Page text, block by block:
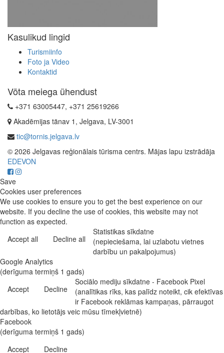
Kasulikud lingid
Turismiinfo
Foto ja Video
Kontaktid
Võta meiega ühendust
+371 63005447, +371 25619266
Akadēmijas tänav 1, Jelgava, LV-3001
tic@tornis.jelgava.lv
© 2026 Jelgavas reģionālais tūrisma centrs. Mājas lapu izstrādāja
EDEVON
Save
Cookies user preferences
We use cookies to ensure you to get the best experience on our
website. If you decline the use of cookies, this website may not
function as expected.
Accept all
Decline all
Statistikas sīkdatne
(nepieciešama, lai uzlabotu vietnes
darbību un pakalpojumus)
Google Analytics
(derīguma termiņš 1 gads)
Accept
Decline
Sociālo mediju sīkdatne - Facebook Pixel
(analītikas rīks, kas palīdz noteikt, cik efektīvas
ir Facebook reklāmas kampaņas, pārraugot
darbības, ko lietotājs veic mūsu tīmekļvietnē)
Facebook
(derīguma termiņš 1 gads)
Accept
Decline